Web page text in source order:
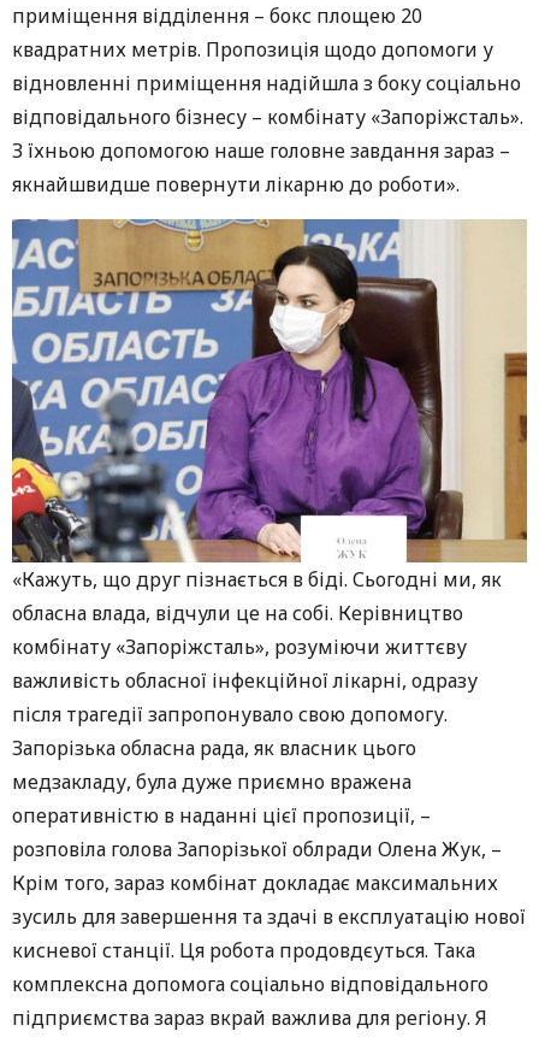
приміщення відділення – бокс площею 20
квадратних метрів. Пропозиція щодо допомоги у
відновленні приміщення надійшла з боку соціально
відповідального бізнесу – комбінату «Запоріжсталь».
З їхньою допомогою наше головне завдання зараз –
якнайшвидше повернути лікарню до роботи».
«Кажуть, що друг пізнається в біді. Сьогодні ми, як
обласна влада, відчули це на собі. Керівництво
комбінату «Запоріжсталь», розуміючи життєву
важливість обласної інфекційної лікарні, одразу
після трагедії запропонувало свою допомогу.
Запорізька обласна рада, як власник цього
медзакладу, була дуже приємно вражена
оперативністю в наданні цієї пропозиції, –
розповіла голова Запорізької облради Олена Жук, –
Крім того, зараз комбінат докладає максимальних
зусиль для завершення та здачі в експлуатацію нової
кисневої станції. Ця робота продовдєуться. Така
комплексна допомога соціально відповідального
підприємства зараз вкрай важлива для регіону. Я